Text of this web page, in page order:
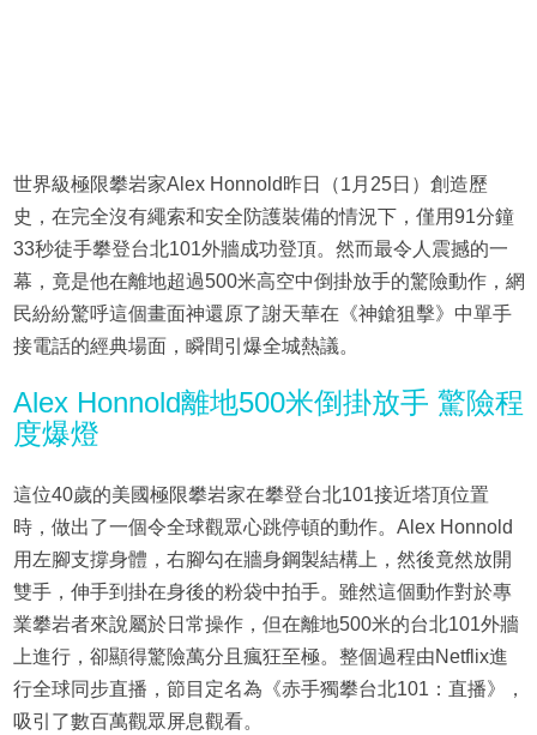
世界級極限攀岩家Alex Honnold昨日（1月25日）創造歷
史，在完全沒有繩索和安全防護裝備的情況下，僅用91分鐘
33秒徒手攀登台北101外牆成功登頂。然而最令人震撼的一
幕，竟是他在離地超過500米高空中倒掛放手的驚險動作，網
民紛紛驚呼這個畫面神還原了謝天華在《神鎗狙擊》中單手
接電話的經典場面，瞬間引爆全城熱議。
Alex Honnold離地500米倒掛放手 驚險程
度爆燈
這位40歲的美國極限攀岩家在攀登台北101接近塔頂位置
時，做出了一個令全球觀眾心跳停頓的動作。Alex Honnold
用左腳支撐身體，右腳勾在牆身鋼製結構上，然後竟然放開
雙手，伸手到掛在身後的粉袋中拍手。雖然這個動作對於專
業攀岩者來說屬於日常操作，但在離地500米的台北101外牆
上進行，卻顯得驚險萬分且瘋狂至極。整個過程由Netflix進
行全球同步直播，節目定名為《赤手獨攀台北101：直播》，
吸引了數百萬觀眾屏息觀看。